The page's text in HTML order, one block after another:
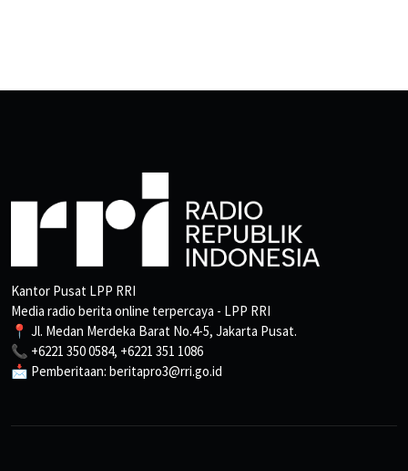
Kantor Pusat LPP RRI
Media radio berita online terpercaya - LPP RRI
📍 Jl. Medan Merdeka Barat No.4-5, Jakarta Pusat.
📞 +6221 350 0584, +6221 351 1086
📩 Pemberitaan: beritapro3@rri.go.id